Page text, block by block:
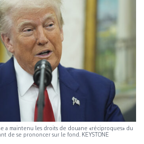
a maintenu les droits de douane «réciproques» du
de se prononcer sur le fond. KEYSTONE